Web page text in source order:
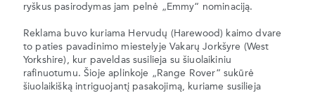
ryškus pasirodymas jam pelnė „Emmy“ nominaciją.
Reklama buvo kuriama Hervudų (Harewood) kaimo dvare
to paties pavadinimo miestelyje Vakarų Jorkšyre (West
Yorkshire), kur paveldas susilieja su šiuolaikiniu
rafinuotumu. Šioje aplinkoje „Range Rover“ sukūrė
šiuolaikišką intriguojantį pasakojimą, kuriame susilieja